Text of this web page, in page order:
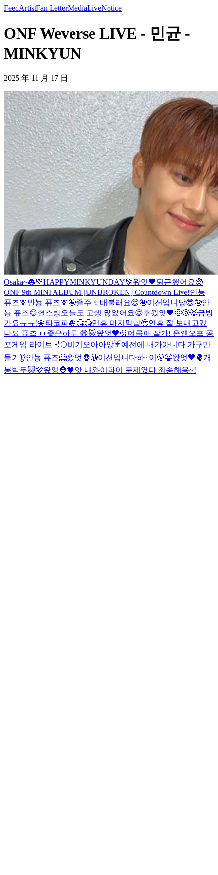
FeedArtistFan LetterMediaLiveNotice
ONF Weverse LIVE - 민균 -
MINKYUN
2025 年 11 月 17 日
Osaka~🐙💚HAPPYMINKYUNDAY💚왔엇🖤퇴근했어요🥸
ONF 9th MINI ALBUM [UNBROKEN] Countdown Live!안뇽
퓨즈🫶안뇽 퓨즈🫶🤩즐주 ✨배불러요😌🤩이션입니당😎🥸안
뇽 퓨즈😊혈스방오늘도 고생 많았어요😌후왔엇🖤🙂😴😇금방
가요ㅠㅠ!🐙타코파🐙😴😴연휴 마지막날🥹연휴 잘 보내고있
나요 퓨즈 👀좋은하루 😄🐱왔엇🖤😴여름아 잘가! 온앤오프 공
포게임 라이브 🌌🌕비기오아아앙☔️예전에 내가아니다 가구만
들기 👂안뇽 퓨즈🤗왔엇🦍😘이션입니다하~이🌝😀왔엇🖤🦍개
봉박두🐱💜왔엉🦍🖤앗 내와이파이 문제였다 죄송해용~!